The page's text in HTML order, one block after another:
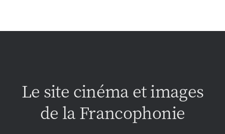
Le site cinéma et images
de la Francophonie